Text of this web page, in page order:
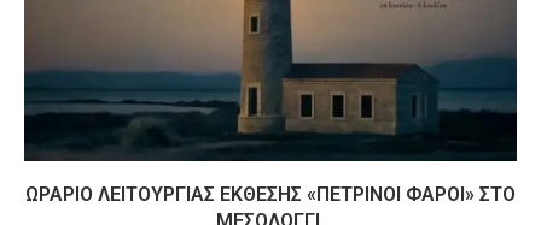
ΩΡΆΡΙΟ ΛΕΙΤΟΥΡΓΊΑΣ ΈΚΘΕΣΗΣ «ΠΈΤΡΙΝΟΙ ΦΆΡΟΙ» ΣΤΟ